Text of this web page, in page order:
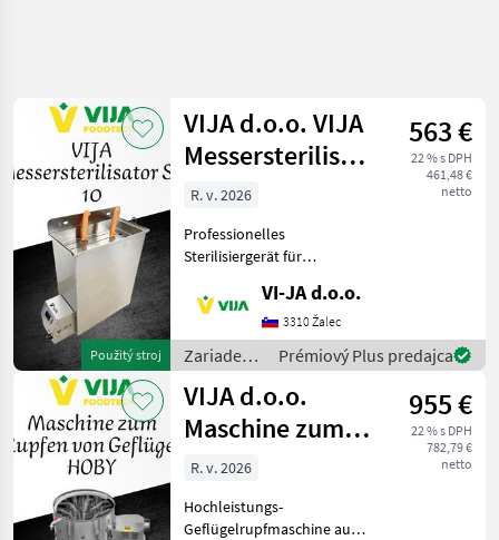
Použitý stroj
VIJA d.o.o. VIJA
Messersterilisator
SN 10
563 €
22 % s DPH
461,48 €
netto
R. v. 2026
Professionelles
Sterilisiergerät für
Zum Verkauf steht ein
hochwertiges
Sterilisiergerät, das speziell
für die Sterilisation von
Fleisc
VI-JA d.o.o.
3310 Žalec
Zariadenia
potravinárskeho
priemyslu
/ VIJA
d.o.o.
Prémiový Plus predajca
VIJA d.o.o.
Maschine zum
Rupfen von
Geflügel HOBY
955 €
22 % s DPH
782,79 €
netto
R. v. 2026
Hochleistungs-
Geflügelrupfmaschine aus